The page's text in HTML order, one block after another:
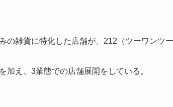
の雑貨に特化した店舗が、212（ツーワンツ
加え、3業態での店舗展開をしている。